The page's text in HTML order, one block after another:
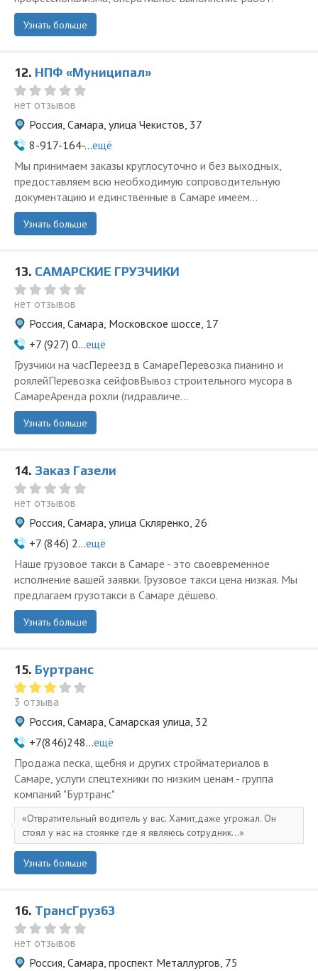
Узнать больше
12. НПФ «Муниципал»
нет отзывов
Россия, Самара, улица Чекистов, 37
8-917-164-...ещё
Мы принимаем заказы круглосуточно и без выходных,
предоставляем всю необходимую сопроводительную
документацию и единственные в Самаре имеем...
Узнать больше
13. САМАРСКИЕ ГРУЗЧИКИ
нет отзывов
Россия, Самара, Московское шоссе, 17
+7 (927) 0...ещё
Грузчики на часПереезд в СамареПеревозка пианино и
роялейПеревозка сейфовВывоз строительного мусора в
СамареАренда рохли (гидравличе...
Узнать больше
14. Заказ Газели
нет отзывов
Россия, Самара, улица Скляренко, 26
+7 (846) 2...ещё
Наше грузовое такси в Самаре - это своевременное
исполнение вашей заявки. Грузовое такси цена низкая. Мы
предлагаем грузотакси в Самаре дёшево.
Узнать больше
15. Буртранс
3 отзыва
Россия, Самара, Самарская улица, 32
+7(846)248...ещё
Продажа песка, щебня и других стройматериалов в
Самаре, услуги спецтехники по низким ценам - группа
компаний "Буртранс"
Отвратительный водитель у вас. Хамит,даже угрожал. Он
стоял у нас на стоянке где я являюсь сотрудник...
Узнать больше
16. ТрансГруз63
нет отзывов
Россия, Самара, проспект Металлургов, 75